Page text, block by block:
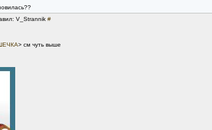
V_Strannik #
> см чуть выше